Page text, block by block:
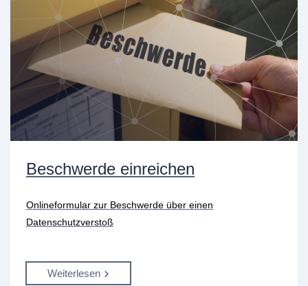
Beschwerde einreichen
Onlineformular zur Beschwerde über einen
Datenschutzverstoß
Weiterlesen